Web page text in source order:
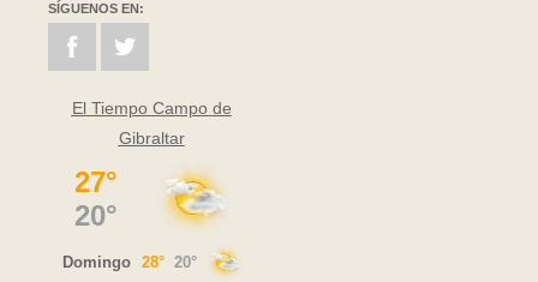
SÍGUENOS EN:
El Tiempo Campo de
Gibraltar